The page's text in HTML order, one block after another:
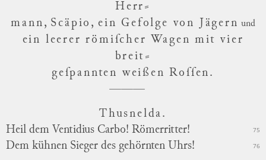
Herr ⸗
mann, Scäpio, ein Gefolge von Jägern und
ein leerer römiſcher Wagen mit vier
breit ⸗
geſpannten weißen Roſſen.
Thusnelda.
Heil dem Ventidius Carbo! Römerritter!
75
Dem kühnen Sieger des gehörnten Uhrs! 76